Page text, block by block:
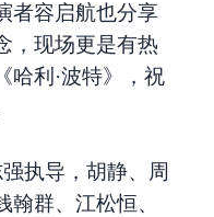
者容启航也分享
，现场更是有热
哈利·波特》，祝
执导，胡静、周
群、江松恒、